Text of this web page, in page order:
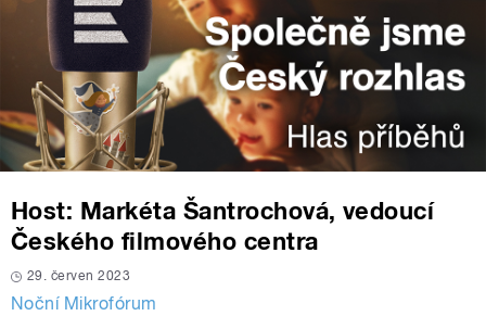
Host: Markéta Šantrochová, vedoucí
Českého filmového centra
29. červen 2023
Noční Mikrofórum